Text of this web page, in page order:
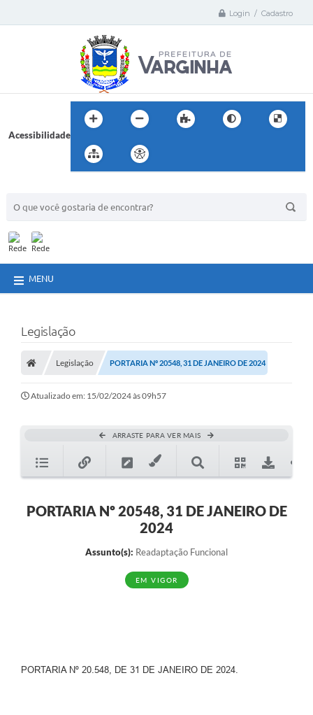
Login / Cadastro
Acessibilidade
MENU
Legislação
Legislação PORTARIA Nº 20548, 31 DE JANEIRO DE 2024
Atualizado em: 15/02/2024 às 09h57
ARRASTE PARA VER MAIS
PORTARIA Nº 20548, 31 DE JANEIRO DE
2024
Assunto(s): Readaptação Funcional
EM VIGOR
PORTARIA Nº 20.548, DE 31 DE JANEIRO DE 2024.